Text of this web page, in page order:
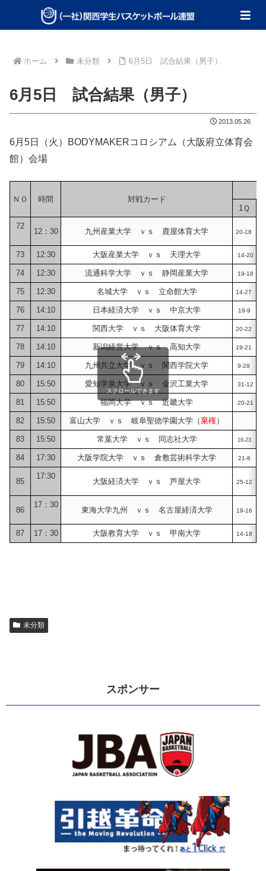
ホーム 未分類 6月5日 試合結果（男子）
6月5日 試合結果（男子）
2013.05.26
6月5日（火）BODYMAKERコロシアム（大阪府立体育会
館）会場
ＮＯ 時間
対戦カード
1Ｑ
72
12：30 九州産業大学 ｖｓ 鹿屋体育大学 20-18
73 12:30 大阪産業大学 ｖｓ 天理大学 14-20
74 12:30 流通科学大学 ｖｓ 静岡産業大学 19-18
75 12:30 名城大学 ｖｓ 立命館大学 14-27
76 14:10 日本経済大学 ｖｓ 中京大学 19-9
77 14:10 関西大学 ｖｓ 大阪体育大学 20-22
78 14:10 新潟経営大学 ｖｓ 高知大学 19-21
79 14:10 九州共立大学 ｖｓ 関西学院大学 9-28
80 15:50 愛知学泉大学 ｖｓ 金沢工業大学 31-12
81 15:50 福岡大学 ｖｓ 近畿大学 20-21
82 15:50 富山大学 ｖｓ 岐阜聖徳学園大学（棄権）
83 15:50 常葉大学 ｖｓ 同志社大学 16-23
84 17:30 大阪学院大学 ｖｓ 倉敷芸術科学大学 21-8
85
17:30
大阪経済大学 ｖｓ 芦屋大学 25-12
86
17：30
東海大学九州 ｖｓ 名古屋経済大学 19-16
87 17：30 大阪教育大学 ｖｓ 甲南大学 14-18
スクロールできます
未分類
スポンサー